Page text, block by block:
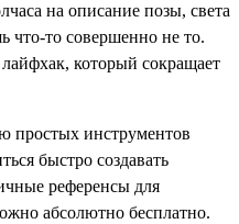
на описание позы, света
что-то совершенно не то.
который сокращает
простых инструментов
быстро создавать
референсы для
абсолютно бесплатно.